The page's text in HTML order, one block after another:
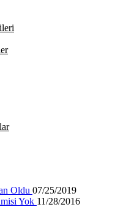
Oldu 07/25/2019
Yok 11/28/2016